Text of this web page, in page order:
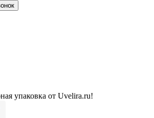
упаковка от Uvelira.ru!